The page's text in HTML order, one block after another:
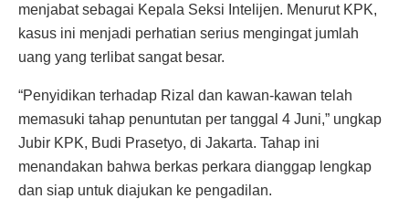
menjabat sebagai Kepala Seksi Intelijen. Menurut KPK,
kasus ini menjadi perhatian serius mengingat jumlah
uang yang terlibat sangat besar.
“Penyidikan terhadap Rizal dan kawan-kawan telah
memasuki tahap penuntutan per tanggal 4 Juni,” ungkap
Jubir KPK, Budi Prasetyo, di Jakarta. Tahap ini
menandakan bahwa berkas perkara dianggap lengkap
dan siap untuk diajukan ke pengadilan.